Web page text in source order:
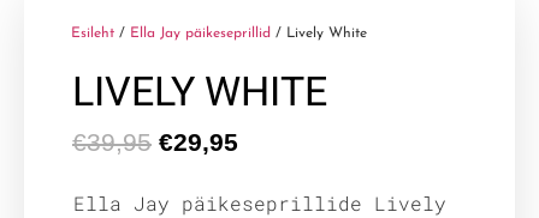
Esileht / Ella Jay päikeseprillid / Lively White
LIVELY WHITE
€39,95 €29,95
Ella Jay päikeseprillide Lively